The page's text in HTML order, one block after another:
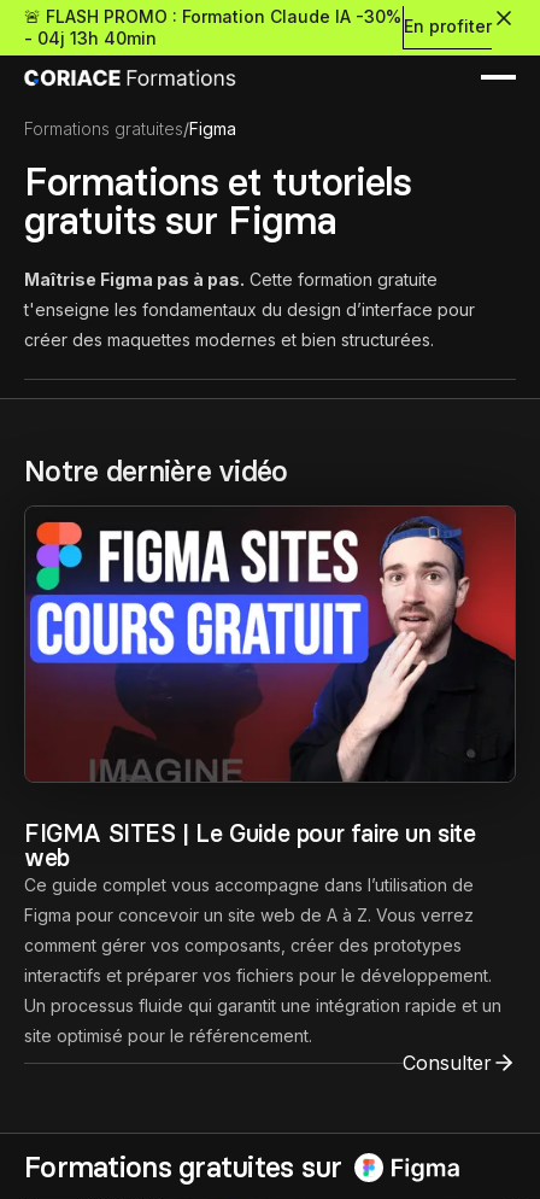
🚨 FLASH PROMO : Formation Claude IA -30%
- 04j 13h 40min
En profiter
Formations
Pour découvrir le no-
Scripts Webflow
Nos meilleurs scripts
Composants
Nos meilleurs
Ressources & actualités
Bibliothèque de
Contact
L'histoire de Coriace
L'équipe
Devenir affilié(e)
L'agence
Formations gratuites/Figma
Formations et tutoriels
gratuits sur Figma
Maîtrise Figma pas à pas. Cette formation gratuite
t'enseigne les fondamentaux du design d’interface pour
créer des maquettes modernes et bien structurées.
Notre dernière vidéo
FIGMA SITES | Le Guide pour faire un site
web
Ce guide complet vous accompagne dans l’utilisation de
Figma pour concevoir un site web de A à Z. Vous verrez
comment gérer vos composants, créer des prototypes
interactifs et préparer vos fichiers pour le développement.
Un processus fluide qui garantit une intégration rapide et un
site optimisé pour le référencement.
Consulter
Formations gratuites sur Webflow